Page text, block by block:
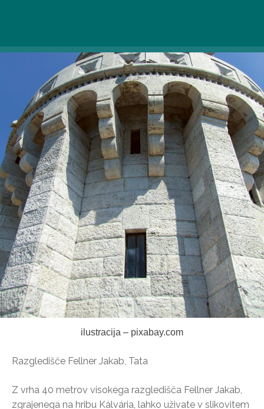
ilustracija – pixabay.com
Razgledišče Fellner Jakab, Tata
Z vrha 40 metrov visokega razgledišča Fellner Jakab,
zgrajenega na hribu Kálvária, lahko uživate v slikovitem